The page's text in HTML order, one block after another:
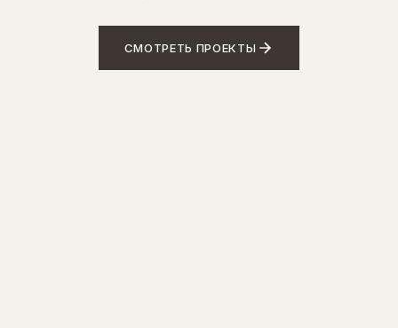
СМОТРЕТЬ ПРОЕКТЫ